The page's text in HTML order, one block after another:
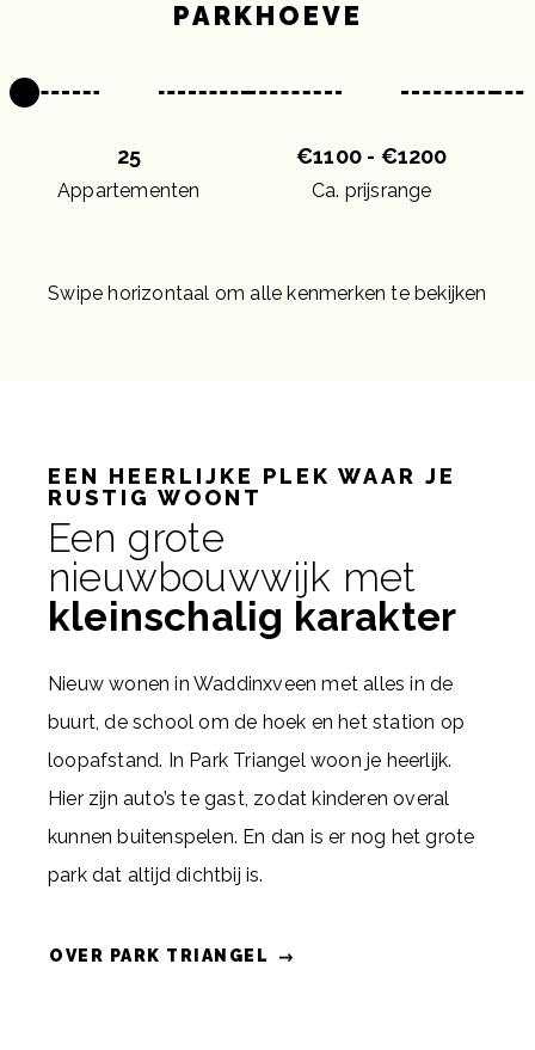
PARKHOEVE
25
Appartementen
€1100 - €1200
Ca. prijsrange
Swipe horizontaal om alle kenmerken te bekijken
EEN HEERLIJKE PLEK WAAR JE
RUSTIG WOONT
Een grote
nieuwbouwwijk met
kleinschalig karakter
Nieuw wonen in Waddinxveen met alles in de
buurt, de school om de hoek en het station op
loopafstand. In Park Triangel woon je heerlijk.
Hier zijn auto’s te gast, zodat kinderen overal
kunnen buitenspelen. En dan is er nog het grote
park dat altijd dichtbij is.
OVER PARK TRIANGEL